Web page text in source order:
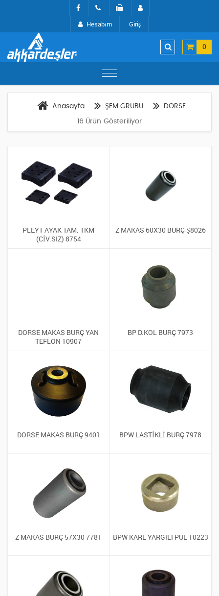
Hesabım Giriş
0
Anasayfa ŞEM GRUBU DORSE
16 Ürün Gösteriliyor
PLEYT AYAK TAM. TKM
(CİV.SIZ) 8754
Z MAKAS 60X30 BURÇ Ş8026
DORSE MAKAS BURÇ YAN
TEFLON 10907
BP D.KOL BURÇ 7973
DORSE MAKAS BURÇ 9401 BPW LASTİKLİ BURÇ 7978
Z MAKAS BURÇ 57X30 7781 BPW KARE YARGILI PUL 10223